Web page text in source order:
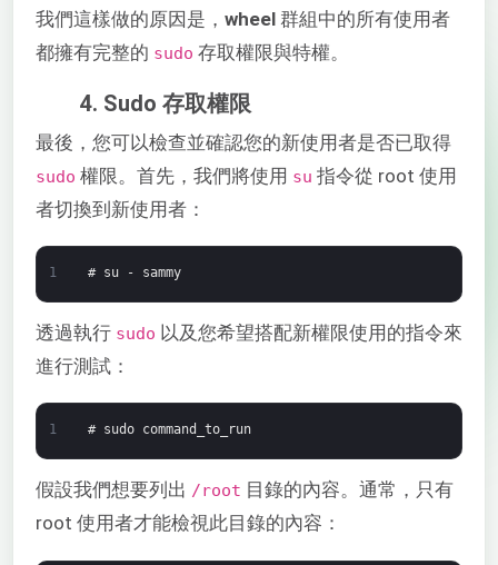
我們這樣做的原因是， wheel 群組中的所有使用者
都擁有完整的 sudo 存取權限與特權。
4. Sudo 存取權限
最後，您可以檢查並確認您的新使用者是否已取得
sudo 權限。首先，我們將使用 su 指令從 root 使用
者切換到新使用者：
1 # su - sammy
透過執行 sudo 以及您希望搭配新權限使用的指令來
進行測試：
1 # sudo command_to_run
假設我們想要列出 /root 目錄的內容。通常，只有
root 使用者才能檢視此目錄的內容：